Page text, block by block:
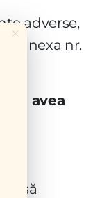
adverse,
anexa nr.
va avea
să
×